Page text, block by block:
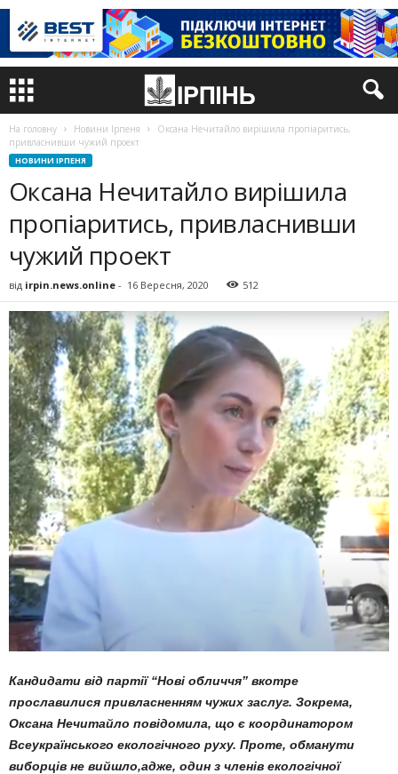
На головну Новини Ірпеня
Оксана Нечитайло вирішила пропіаритись,
привласнивши чужий проект
НОВИНИ ІРПЕНЯ
Оксана Нечитайло вирішила
пропіаритись, привласнивши
чужий проект
від irpin.news.online - 16 Вересня, 2020 512
Кандидати від партії “Нові обличчя” вкотре
прославилися привласненням чужих заслуг. Зокрема,
Оксана Нечитайло повідомила, що є координатором
Всеукраїнського екологічного руху. Проте, обманути
виборців не вийшло,адже, один з членів екологічної